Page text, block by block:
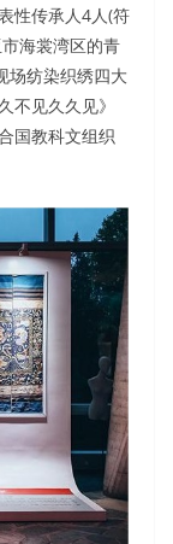
性传承人4人(符
海裳湾区的青
场纺染织绣四大
不见久久见》
国教科文组织